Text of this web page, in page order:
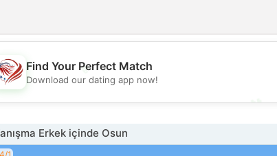
💖
Find Your Perfect Match
Download our dating app now!
Erkek içinde Osun